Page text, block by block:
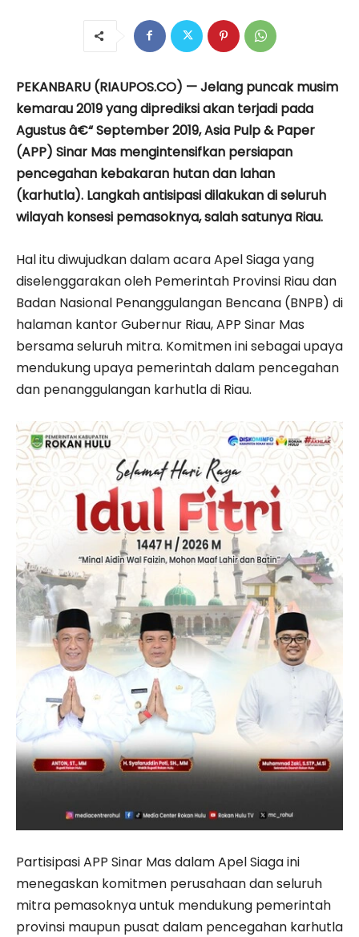
PEKANBARU (RIAUPOS.CO) — Jelang puncak musim
kemarau 2019 yang diprediksi akan terjadi pada
Agustus â€“ September 2019, Asia Pulp & Paper
(APP) Sinar Mas mengintensifkan persiapan
pencegahan kebakaran hutan dan lahan
(karhutla). Langkah antisipasi dilakukan di seluruh
wilayah konsesi pemasoknya, salah satunya Riau.
Hal itu diwujudkan dalam acara Apel Siaga yang
diselenggarakan oleh Pemerintah Provinsi Riau dan
Badan Nasional Penanggulangan Bencana (BNPB) di
halaman kantor Gubernur Riau, APP Sinar Mas
bersama seluruh mitra. Komitmen ini sebagai upaya
mendukung upaya pemerintah dalam pencegahan
dan penanggulangan karhutla di Riau.
Partisipasi APP Sinar Mas dalam Apel Siaga ini
menegaskan komitmen perusahaan dan seluruh
mitra pemasoknya untuk mendukung pemerintah
provinsi maupun pusat dalam pencegahan karhutla